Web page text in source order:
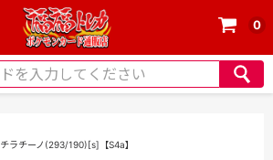
0
チラチーノ(293/190)[s]【S4a】